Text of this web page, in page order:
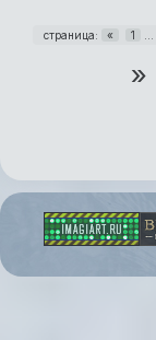
страница: « 1
»